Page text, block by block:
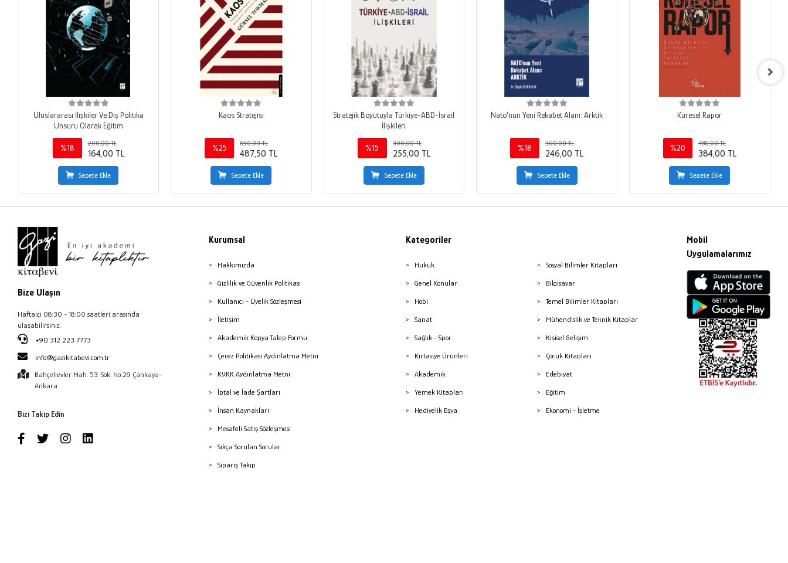
Uluslararası İlişkiler Ve Dış Politika
Unsuru Olarak Eğitim
%18
200,00 TL
164,00 TL
Sepete Ekle
Kaos Stratejisi
%25
650,00 TL
487,50 TL
Sepete Ekle
Stratejik Boyutuyla Türkiye-ABD-İsrail
İlişkileri
%15
300,00 TL
255,00 TL
Sepete Ekle
Nato'nun Yeni Rekabet Alanı: Arktik
%18
300,00 TL
246,00 TL
Sepete Ekle
Küresel Rapor
%20
480,00 TL
384,00 TL
Sepete Ekle
Bize Ulaşın
Haftaiçi 08:30 - 18:00 saatleri arasında
ulaşabilirsiniz.
+90 312 223 7773
info@gazikitabevi.com.tr
Bahçelievler Mah. 53. Sok. No:29 Çankaya-
Ankara
Bizi Takip Edin
Kurumsal
Hakkımızda
Gizlilik ve Güvenlik Politikası
Kullanıcı - Üyelik Sözleşmesi
İletişim
Akademik Kopya Talep Formu
Çerez Politikası Aydınlatma Metni
KVKK Aydınlatma Metni
İptal ve İade Şartları
İnsan Kaynakları
Mesafeli Satış Sözleşmesi
Sıkça Sorulan Sorular
Sipariş Takip
Kategoriler
Hukuk
Genel Konular
Hobi
Sanat
Sağlık - Spor
Kırtasiye Ürünleri
Akademik
Yemek Kitapları
Hediyelik Eşya
Sosyal Bilimler Kitapları
Bilgisayar
Temel Bilimler Kitapları
Mühendislik ve Teknik Kitaplar
Kişisel Gelişim
Çocuk Kitapları
Edebiyat
Eğitim
Ekonomi - İşletme
Mobil
Uygulamalarımız